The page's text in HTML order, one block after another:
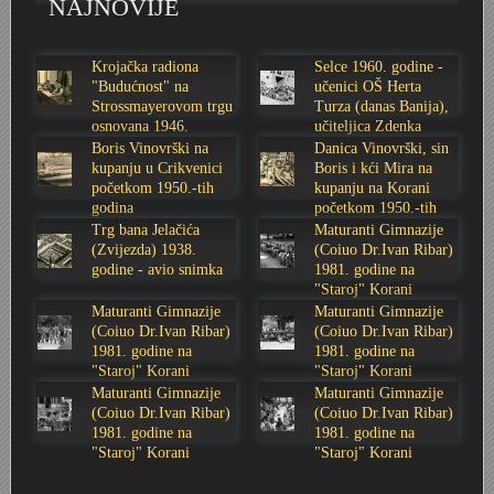
Tvornica potkivačkih čavala Mustad-Karlovac
Bijelo dugme
Banija - poplava 4. 12. 1966.
Autobusna stanica na Korzu
Auto cross
AMD Zanatlija
Adamo klub
8. slet Bratstva i jedinstva 13. lipnja 1965. godine
Mala scena Hrvatskog doma
Marina Perazić, Davor Tolja (Denis&Denis) i Edi
Maturanti Gimnazije 1988. godine
Motocross
NULA
Nepokoreni grad - Trojanski konj (epizoda)
Novogodišnje čestitke
Škola plivanja Patkica
Ekonomska škola - ratne godine
Dubravko Halovanić - Ratne godine
Crkva Sv. Doroteje - 1991.
Gimnazijska i Ekonomska zbornica - Igor Mihelić
INKASATOR
Karlovački fotograf Josip Žunić
Obitelj Klemenčić
Krešimir Botković - RAZGLEDNICE
Krešimir Perušić - Nogomet
KUD REČICA
NAJNOVIJE
Krojačka radiona
"Budućnost" na
Strossmayerovom trgu
osnovana 1946.
godine
Selce 1960. godine -
učenici OŠ Herta
Turza (danas Banija),
učiteljica Zdenka
Sabolić
Boris Vinovrški na
kupanju u Crikvenici
početkom 1950.-tih
godina
Danica Vinovrški, sin
Boris i kći Mira na
kupanju na Korani
početkom 1950.-tih
godina
Trg bana Jelačića
(Zvijezda) 1938.
godine - avio snimka
Maturanti Gimnazije
(Coiuo Dr.Ivan Ribar)
1981. godine na
"Staroj" Korani
Maturanti Gimnazije
(Coiuo Dr.Ivan Ribar)
1981. godine na
"Staroj" Korani
Maturanti Gimnazije
(Coiuo Dr.Ivan Ribar)
1981. godine na
"Staroj" Korani
Maturanti Gimnazije
(Coiuo Dr.Ivan Ribar)
1981. godine na
"Staroj" Korani
Maturanti Gimnazije
(Coiuo Dr.Ivan Ribar)
1981. godine na
"Staroj" Korani